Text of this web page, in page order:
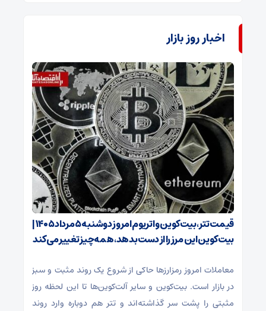
اخبار روز بازار
قیمت تتر، بیت‌کوین و اتریوم امروز دوشنبه ۵ مرداد ۱۴۰۵ |
بیت‌کوین این مرز را از دست بدهد، همه‌چیز تغییر می‌کند
معاملات امروز رمزارز‌ها حاکی از شروع یک روند مثبت و سبز
در بازار است. بیت‌کوین و سایر آلت‌کوین‌ها تا این لحظه روز
مثبتی را پشت سر گذاشته‌اند و تتر هم دوباره وارد روند